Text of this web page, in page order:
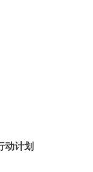
动计划